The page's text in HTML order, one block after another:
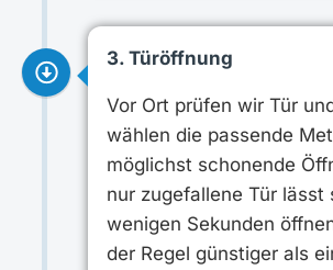
3. Türöffnung
Vor Ort prüfen wir Tür
wählen die passende
möglichst schonende
nur zugefallene Tür lässt
wenigen Sekunden
der Regel günstiger als